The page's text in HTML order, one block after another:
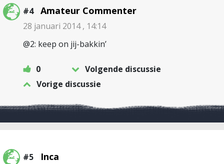
#4 Amateur Commenter
28 januari 2014 , 14:14
@2: keep on jij-bakkin’
0
Volgende discussie
Vorige discussie
#5 Inca